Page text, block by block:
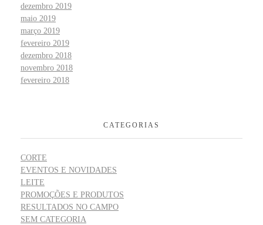
dezembro 2019
maio 2019
março 2019
fevereiro 2019
dezembro 2018
novembro 2018
fevereiro 2018
CATEGORIAS
CORTE
EVENTOS E NOVIDADES
LEITE
PROMOÇÕES E PRODUTOS
RESULTADOS NO CAMPO
SEM CATEGORIA